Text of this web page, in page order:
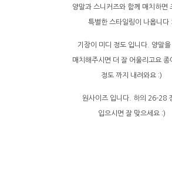
양말과 스니커즈와 함께 매치하면
특별한 스타일링이 나옵니다
기장이 미디 정도 입니다. 양말을
매치해주시면 더 잘 어울리고요 종
정도 까지 내려와요 :)
원사이즈 입니다. 하의 26-28
입으시면 잘 맞으세요 :)